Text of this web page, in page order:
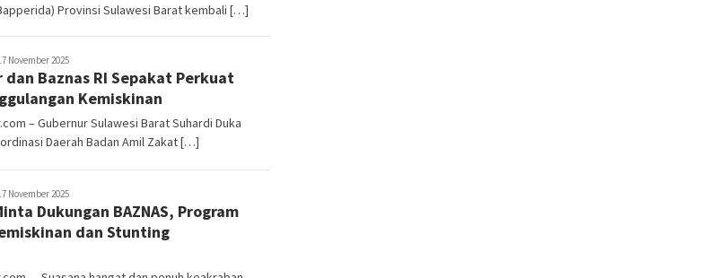
Provinsi Sulawesi Barat kembali […]
November 2025
dan Baznas RI Sepakat Perkuat
Kemiskinan
– Gubernur Sulawesi Barat Suhardi Duka
Daerah Badan Amil Zakat […]
November 2025
Dukungan BAZNAS, Program
dan Stunting